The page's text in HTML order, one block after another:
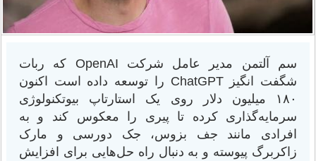
سم آلتمن مدیر عامل شرکت OpenAI که ربات
شگفت انگیز ChatGPT را توسعه داده است اکنون
۱۸۰ میلیون دلار روی یک استارتاپ بیوتکنولوژی
سرمایه‌گذاری کرده تا پیری را معکوس کند و به
افرادی مانند جف بزوس، جک دورسی و مارک
زاکربرگ پیوسته و به دنبال راه حل‌هایی برای افزایش